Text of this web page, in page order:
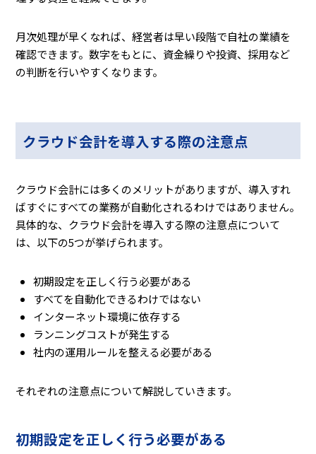
月次処理が早くなれば、経営者は早い段階で自社の業績を
確認できます。数字をもとに、資金繰りや投資、採用など
の判断を行いやすくなります。
クラウド会計を導入する際の注意点
クラウド会計には多くのメリットがありますが、導入すれ
ばすぐにすべての業務が自動化されるわけではありません。
具体的な、クラウド会計を導入する際の注意点について
は、以下の5つが挙げられます。
初期設定を正しく行う必要がある
すべてを自動化できるわけではない
インターネット環境に依存する
ランニングコストが発生する
社内の運用ルールを整える必要がある
それぞれの注意点について解説していきます。
初期設定を正しく行う必要がある